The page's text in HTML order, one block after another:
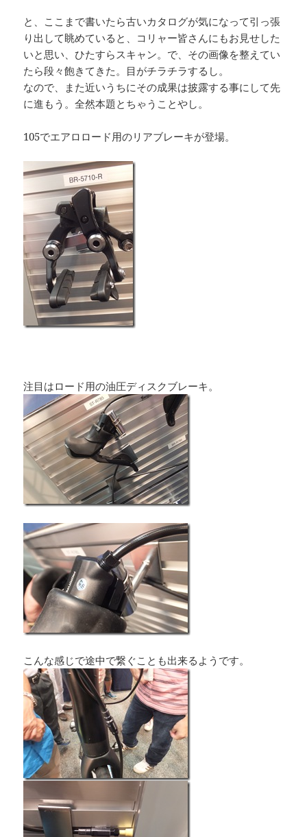
と、ここまで書いたら古いカタログが気になって引っ張
り出して眺めていると、コリャー皆さんにもお見せした
いと思い、ひたすらスキャン。で、その画像を整えてい
たら段々飽きてきた。目がチラチラするし。
なので、また近いうちにその成果は披露する事にして先
に進もう。全然本題とちゃうことやし。
105でエアロロード用のリアブレーキが登場。
注目はロード用の油圧ディスクブレーキ。
こんな感じで途中で繋ぐことも出来るようです。